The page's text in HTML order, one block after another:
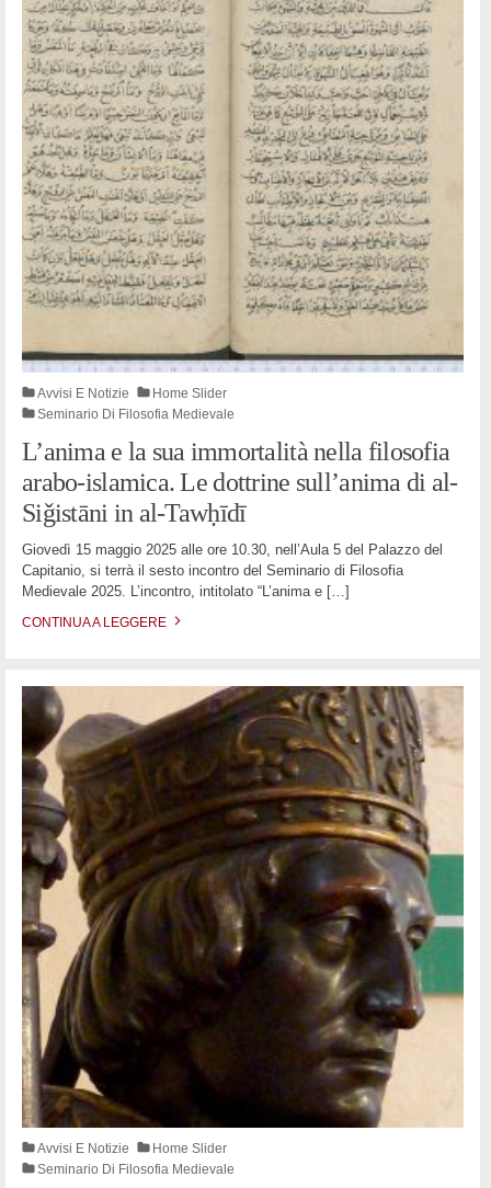
Avvisi E Notizie
Home Slider
Seminario Di Filosofia Medievale
L’anima e la sua immortalità nella filosofia
arabo-islamica. Le dottrine sull’anima di al-
Siǧistāni in al-Tawḥīdī
Giovedì 15 maggio 2025 alle ore 10.30, nell’Aula 5 del Palazzo del
Capitanio, si terrà il sesto incontro del Seminario di Filosofia
Medievale 2025. L’incontro, intitolato “L’anima e […]
CONTINUA A LEGGERE
Avvisi E Notizie
Home Slider
Seminario Di Filosofia Medievale